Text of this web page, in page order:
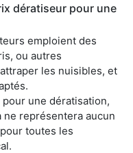
dératiseur pour une
emploient des
ou autres
les nuisibles, et
une dératisation,
représentera aucun
toutes les